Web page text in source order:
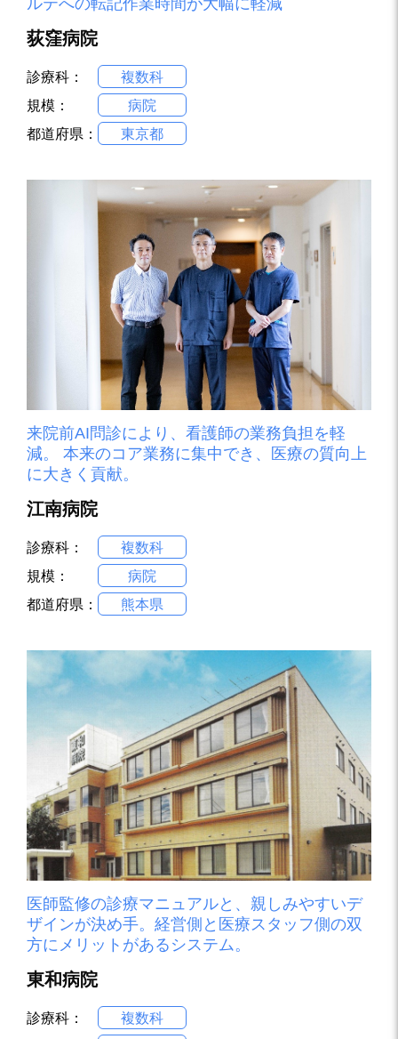
ルテへの転記作業時間が大幅に軽減
荻窪病院
診療科：
複数科
規模：
病院
都道府県：
東京都
来院前AI問診により、看護師の業務負担を軽
減。 本来のコア業務に集中でき、医療の質向上
に大きく貢献。
江南病院
診療科：
複数科
規模：
病院
都道府県：
熊本県
医師監修の診療マニュアルと、親しみやすいデ
ザインが決め手。経営側と医療スタッフ側の双
方にメリットがあるシステム。
東和病院
診療科：
複数科